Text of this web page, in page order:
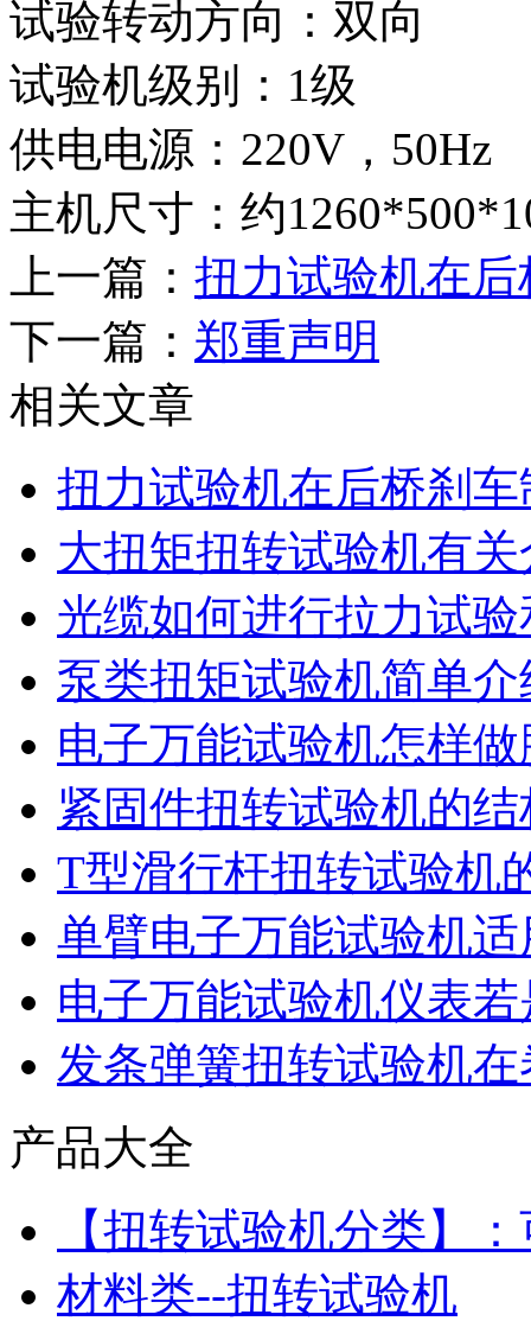
试验转动方向：双向
试验机级别：1级
供电电源：220V，50Hz
主机尺寸：约
上一篇： 扭力试验机在
下一篇： 郑重声明
相关文章
扭力试验机在后桥刹
大扭矩扭转试验机有关
光缆如何进行拉力试
泵类扭矩试验机简单介
电子万能试验机怎样
紧固件扭转试验机的结
T型滑行杆扭转试验机
单臂电子万能试验机
电子万能试验机仪表
发条弹簧扭转试验机
产品大全
【扭转试验机分类】
材料类--扭转试验机